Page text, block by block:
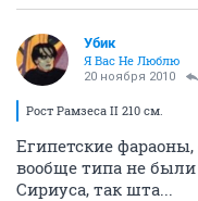
Убик
Я Вас Не Люблю
20 ноября 2010
Рост Рамзеса II 210 см.
Египетские
вообще типа не
Сириуса, так шта...